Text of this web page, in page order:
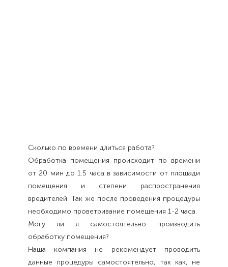
Сколько по времени длиться работа?
Обработка помещения происходит по времени
от 20 мин до 1.5 часа в зависимости от площади
помещения и степени распространения
вредителей. Так же после проведения процедуры
необходимо проветривание помещения 1-2 часа.
Могу ли я самостоятельно производить
обработку помещения?
Наша компания не рекомендует проводить
данные процедуры самостоятельно, так как, не